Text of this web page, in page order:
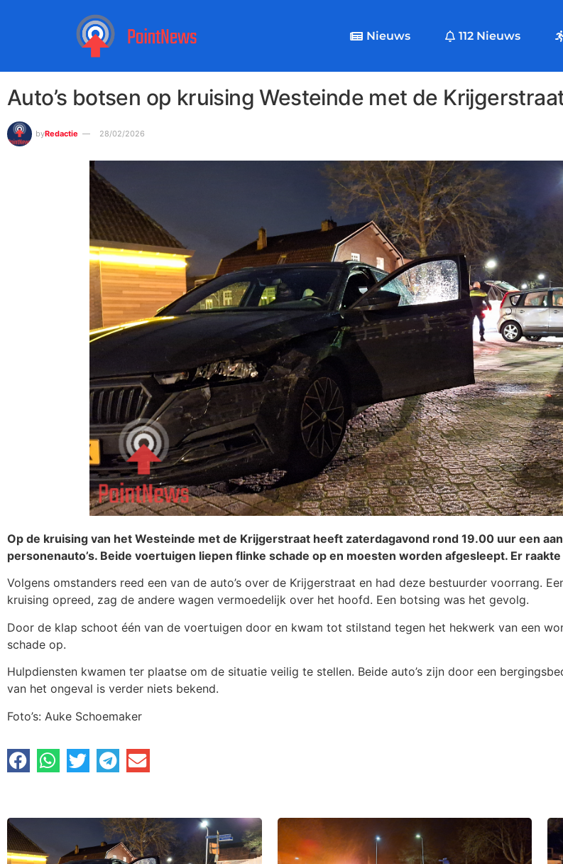
Nieuws 112 Nieuws
Auto’s botsen op kruising Westeinde met de
byRedactie 28/02/2026
Op de kruising van het Westeinde met de Krijgerstraat heeft zaterdagavond rond 19.00 uur een
personenauto’s. Beide voertuigen liepen flinke schade op en moesten worden afgesleept. Er
Volgens omstanders reed een van de auto’s over de Krijgerstraat en had deze bestuurder voorrang.
kruising opreed, zag de andere wagen vermoedelijk over het hoofd. Een botsing was het gevolg.
Door de klap schoot één van de voertuigen door en kwam tot stilstand tegen het hekwerk van een
schade op.
Hulpdiensten kwamen ter plaatse om de situatie veilig te stellen. Beide auto’s zijn door een
van het ongeval is verder niets bekend.
Foto’s: Auke Schoemaker